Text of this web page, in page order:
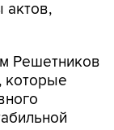
актов,
Решетников
которые